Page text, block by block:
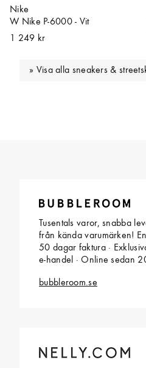
Nike
W Nike P-6000 - Vit
1 249 kr
Visa alla sneakers &
Tusentals varor, snabba
från kända varumärken!
50 dagar faktura ·
e-handel · Online sedan
bubbleroom.se